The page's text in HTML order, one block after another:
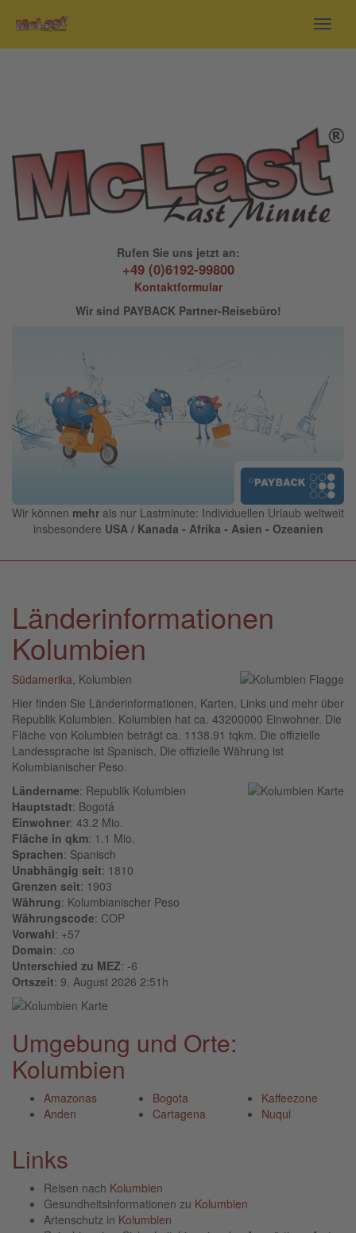
Rufen Sie uns jetzt an:
+49 (0)6192-99800
Kontaktformular
Wir sind PAYBACK Partner-Reisebüro!
Wir können mehr als nur Lastminute: Individuellen Urlaub weltweit
insbesondere USA / Kanada - Afrika - Asien - Ozeanien
Länderinformationen
Kolumbien
Südamerika , Kolumbien
Hier finden Sie Länderinformationen, Karten, Links und mehr über
Republik Kolumbien. Kolumbien hat ca. 43200000 Einwohner. Die
Fläche von Kolumbien beträgt ca. 1138.91 tqkm. Die offizielle
Landessprache ist Spanisch. Die offizielle Währung ist
Kolumbianischer Peso.
Ländername: Republik Kolumbien
Hauptstadt: Bogotá
Einwohner: 43.2 Mio.
Fläche in qkm: 1.1 Mio.
Sprachen: Spanisch
Unabhängig seit: 1810
Grenzen seit: 1903
Währung: Kolumbianischer Peso
Währungscode: COP
Vorwahl: +57
Domain: .co
Unterschied zu MEZ: -6
Ortszeit: 9. August 2026 2:51h
Umgebung und Orte:
Kolumbien
Amazonas
Anden
Bogota
Cartagena
Kaffeezone
Nuqui
Links
Reisen nach Kolumbien
Gesundheitsinformationen zu Kolumbien
Artenschutz in Kolumbien